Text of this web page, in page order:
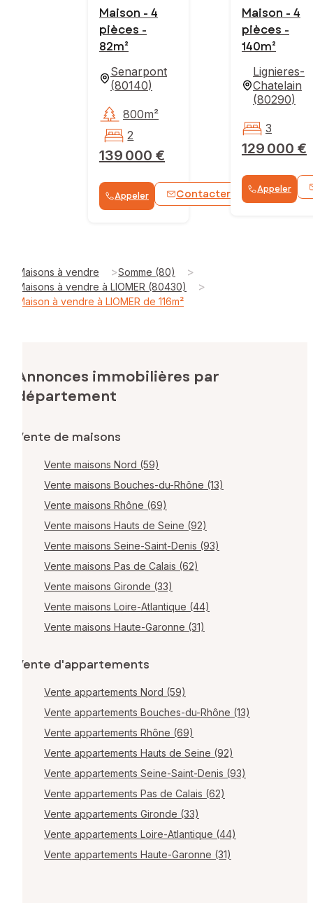
Maison - 4
pièces -
82m²
Senarpont
(80140)
139 000 €
800m²
2
Appeler Contacter WhatsApp
Maison - 4
pièces -
140m²
Lignieres-
Chatelain
(80290)
129 000 €
3
Appeler
Maisons à vendre >Somme (80) >
Maisons à vendre à LIOMER (80430) >
Maison à vendre à LIOMER de 116m²
Annonces immobilières par
département
Vente de maisons
Vente maisons Nord (59)
Vente maisons Bouches-du-Rhône (13)
Vente maisons Rhône (69)
Vente maisons Hauts de Seine (92)
Vente maisons Seine-Saint-Denis (93)
Vente maisons Pas de Calais (62)
Vente maisons Gironde (33)
Vente maisons Loire-Atlantique (44)
Vente maisons Haute-Garonne (31)
Vente d'appartements
Vente appartements Nord (59)
Vente appartements Bouches-du-Rhône (13)
Vente appartements Rhône (69)
Vente appartements Hauts de Seine (92)
Vente appartements Seine-Saint-Denis (93)
Vente appartements Pas de Calais (62)
Vente appartements Gironde (33)
Vente appartements Loire-Atlantique (44)
Vente appartements Haute-Garonne (31)